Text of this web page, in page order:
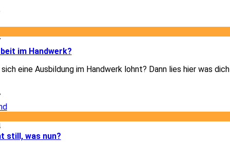
im Handwerk?
eine Ausbildung im Handwerk lohnt? Dann lies hier was
still, was nun?